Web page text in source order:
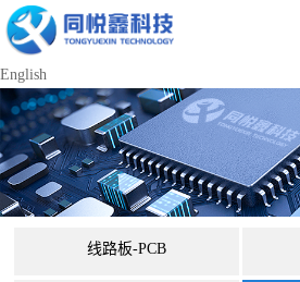
English
线路板-PCB